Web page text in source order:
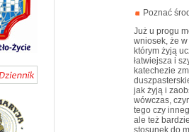
Poznać
Już u progu
wniosek, że
którym żyją
łatwiejsza i
katechezie
jak żyją i
wówczas,
tego czy
ale też
stosunek do